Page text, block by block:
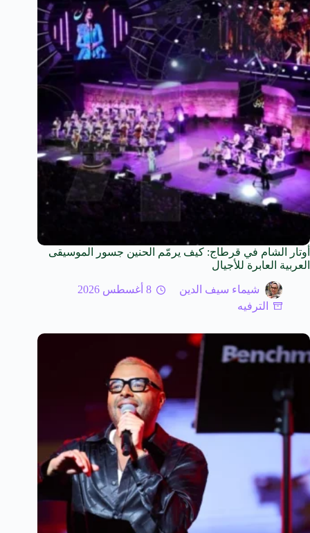
أوتار الشام في قرطاج: كيف يرمّم الحنين جسور الموسيقى
العربية العابرة للأجيال
شيماء سيف الدين
8 أغسطس 2026
الترفيه